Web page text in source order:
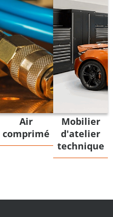
Air
comprimé
Mobilier
d'atelier
technique